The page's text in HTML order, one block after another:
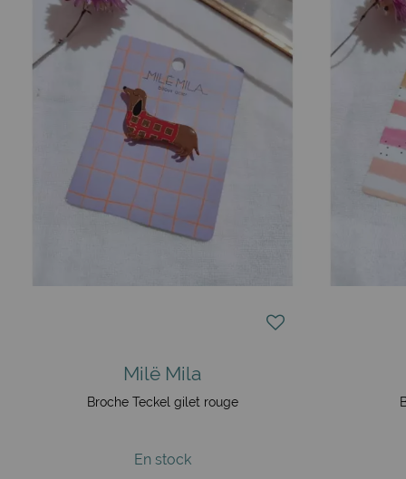
Milë Mila
Broche Teckel gilet rouge
En stock